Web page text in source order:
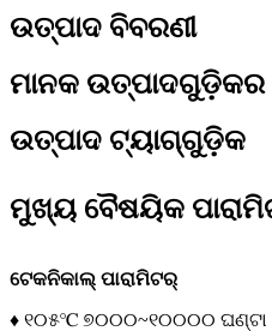
ଉତ୍ପାଦ ବିବରଣୀ
ମାନକ ଉତ୍ପାଦଗୁଡ଼ିକର
ଉତ୍ପାଦ ଟ୍ୟାଗ୍‌ଗୁଡ଼ିକ
ମୁଖ୍ୟ ବୈଷୟିକ
ଟେକନିକାଲ୍ ପାରାମିଟର୍
♦ ୧୦୫℃ ୭୦୦୦~୧୦୦୦୦ ଘଣ୍ଟା